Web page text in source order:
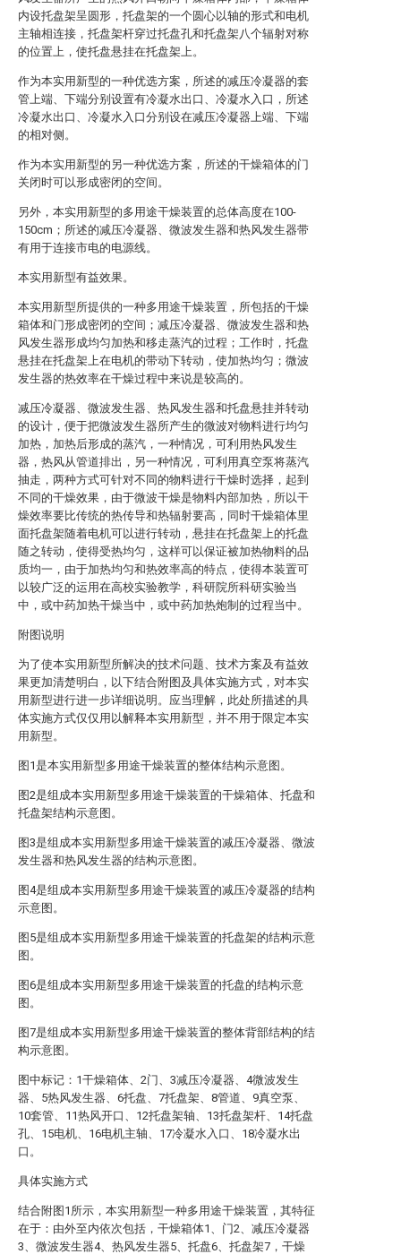
内设托盘架呈圆形，托盘架的一个圆心以轴的形式和电机
主轴相连接，托盘架杆穿过托盘孔和托盘架八个辐射对称
的位置上，使托盘悬挂在托盘架上。
作为本实用新型的一种优选方案，所述的减压冷凝器的套
管上端、下端分别设置有冷凝水出口、冷凝水入口，所述
冷凝水出口、冷凝水入口分别设在减压冷凝器上端、下端
的相对侧。
作为本实用新型的另一种优选方案，所述的干燥箱体的门
关闭时可以形成密闭的空间。
另外，本实用新型的多用途干燥装置的总体高度在100-
150cm；所述的减压冷凝器、微波发生器和热风发生器带
有用于连接市电的电源线。
本实用新型有益效果。
本实用新型所提供的一种多用途干燥装置，所包括的干燥
箱体和门形成密闭的空间；减压冷凝器、微波发生器和热
风发生器形成均匀加热和移走蒸汽的过程；工作时，托盘
悬挂在托盘架上在电机的带动下转动，使加热均匀；微波
发生器的热效率在干燥过程中来说是较高的。
减压冷凝器、微波发生器、热风发生器和托盘悬挂并转动
的设计，便于把微波发生器所产生的微波对物料进行均匀
加热，加热后形成的蒸汽，一种情况，可利用热风发生
器，热风从管道排出，另一种情况，可利用真空泵将蒸汽
抽走，两种方式可针对不同的物料进行干燥时选择，起到
不同的干燥效果，由于微波干燥是物料内部加热，所以干
燥效率要比传统的热传导和热辐射要高，同时干燥箱体里
面托盘架随着电机可以进行转动，悬挂在托盘架上的托盘
随之转动，使得受热均匀，这样可以保证被加热物料的品
质均一，由于加热均匀和热效率高的特点，使得本装置可
以较广泛的运用在高校实验教学，科研院所科研实验当
中，或中药加热干燥当中，或中药加热炮制的过程当中。
附图说明
为了使本实用新型所解决的技术问题、技术方案及有益效
果更加清楚明白，以下结合附图及具体实施方式，对本实
用新型进行进一步详细说明。应当理解，此处所描述的具
体实施方式仅仅用以解释本实用新型，并不用于限定本实
用新型。
图1是本实用新型多用途干燥装置的整体结构示意图。
图2是组成本实用新型多用途干燥装置的干燥箱体、托盘和
托盘架结构示意图。
图3是组成本实用新型多用途干燥装置的减压冷凝器、微波
发生器和热风发生器的结构示意图。
图4是组成本实用新型多用途干燥装置的减压冷凝器的结构
示意图。
图5是组成本实用新型多用途干燥装置的托盘架的结构示意
图。
图6是组成本实用新型多用途干燥装置的托盘的结构示意
图。
图7是组成本实用新型多用途干燥装置的整体背部结构的结
构示意图。
图中标记：1干燥箱体、2门、3减压冷凝器、4微波发生
器、5热风发生器、6托盘、7托盘架、8管道、9真空泵、
10套管、11热风开口、12托盘架轴、13托盘架杆、14托盘
孔、15电机、16电机主轴、17冷凝水入口、18冷凝水出
口。
具体实施方式
结合附图1所示，本实用新型一种多用途干燥装置，其特征
在于：由外至内依次包括，干燥箱体1、门2、减压冷凝器
3、微波发生器4、热风发生器5、托盘6、托盘架7，干燥